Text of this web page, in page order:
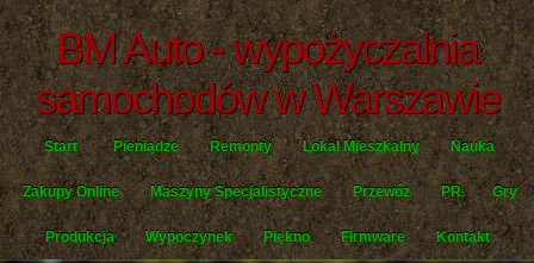
BM Auto - wypożyczalnia
samochodów w Warszawie
Start Pieniądze Remonty Lokal Mieszkalny Nauka
Zakupy Online Maszyny Specjalistyczne Przewóz PR Gry
Produkcja Wypoczynek Piękno Firmware Kontakt